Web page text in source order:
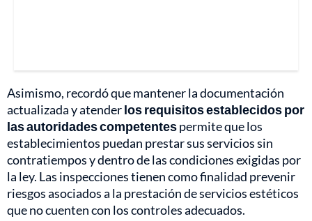
Asimismo, recordó que mantener la documentación
actualizada y atenderlos requisitos establecidos por
las autoridades competentespermite que los
establecimientos puedan prestar sus servicios sin
contratiempos y dentro de las condiciones exigidas por
la ley. Las inspecciones tienen como finalidad prevenir
riesgos asociados a la prestación de servicios estéticos
que no cuenten con los controles adecuados.